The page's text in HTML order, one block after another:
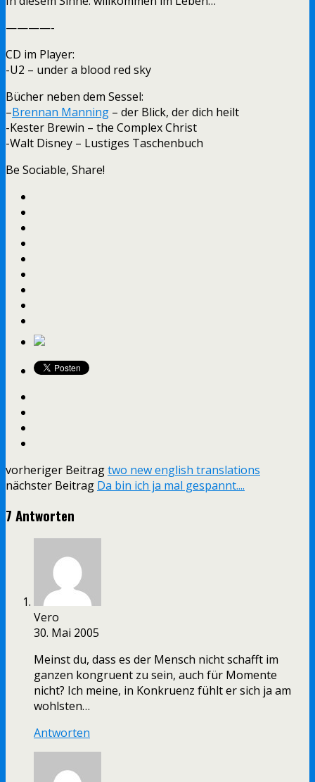
————-
CD im Player:
-U2 – under a blood red sky
Bücher neben dem Sessel:
–Brennan Manning – der Blick, der dich heilt
-Kester Brewin – the Complex Christ
-Walt Disney – Lustiges Taschenbuch
Be Sociable, Share!
vorheriger Beitragtwo new english translations
nächster Beitrag Da bin ich ja mal gespannt....
7 Antworten
Vero
30. Mai 2005
Meinst du, dass es der Mensch nicht schafft im
ganzen kongruent zu sein, auch für Momente
nicht? Ich meine, in Konkruenz fühlt er sich ja am
wohlsten…
Antworten